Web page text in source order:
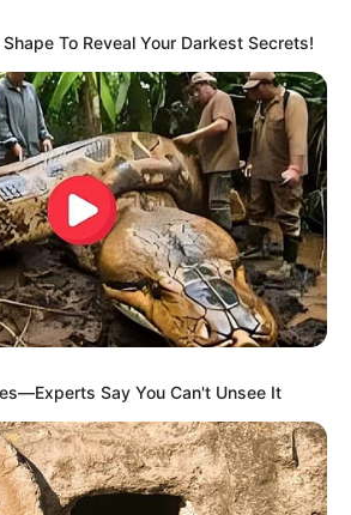
To Reveal Your Darkest Secrets!
Say You Can't Unsee It